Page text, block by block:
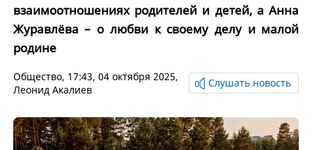
взаимоотношениях родителей и детей, а Анна
Журавлёва – о любви к своему делу и малой
родине
Общество, 17:43, 04 октября 2025,
Леонид Акалиев
Слушать новость